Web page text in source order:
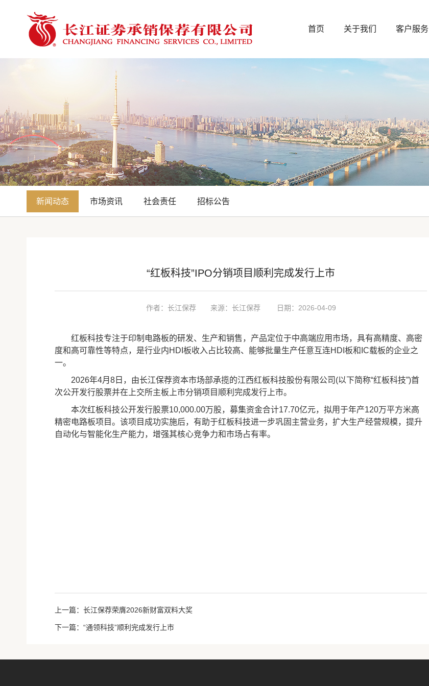
首页 关于我们 客户服务
新闻动态 市场资讯 社会责任 招标公告
“红板科技”IPO分销项目顺利完成发行上市
作者：长江保荐 来源：长江保荐 日期：2026-04-09
红板科技专注于印制电路板的研发、生产和销售，产品定位于中高端应用市场，具有高精度、高密
度和高可靠性等特点，是行业内HDI板收入占比较高、能够批量生产任意互连HDI板和IC载板的企业之
一。
2026年4月8日，由长江保荐资本市场部承揽的江西红板科技股份有限公司(以下简称“红板科技”)首
次公开发行股票并在上交所主板上市分销项目顺利完成发行上市。
本次红板科技公开发行股票10,000.00万股，募集资金合计17.70亿元，拟用于年产120万平方米高
精密电路板项目。该项目成功实施后，有助于红板科技进一步巩固主营业务，扩大生产经营规模，提升
自动化与智能化生产能力，增强其核心竞争力和市场占有率。
上一篇：长江保荐荣膺2026新财富双料大奖
下一篇：“通领科技”顺利完成发行上市